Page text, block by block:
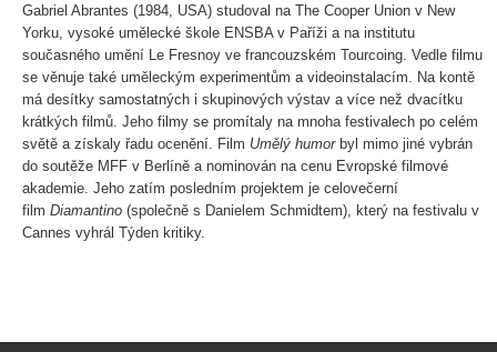
Gabriel Abrantes (1984, USA) studoval na The Cooper Union v New
Yorku, vysoké umělecké škole ENSBA v Paříži a na institutu
současného umění Le Fresnoy ve francouzském Tourcoing. Vedle filmu
se věnuje také uměleckým experimentům a videoinstalacím. Na kontě
má desítky samostatných i skupinových výstav a více než dvacítku
krátkých filmů. Jeho filmy se promítaly na mnoha festivalech po celém
světě a získaly řadu ocenění. Film Umělý humorbyl mimo jiné vybrán
do soutěže MFF v Berlíně a nominován na cenu Evropské filmové
akademie. Jeho zatím posledním projektem je celovečerní
film Diamantino (společně s Danielem Schmidtem), který na festivalu v
Cannes vyhrál Týden kritiky.